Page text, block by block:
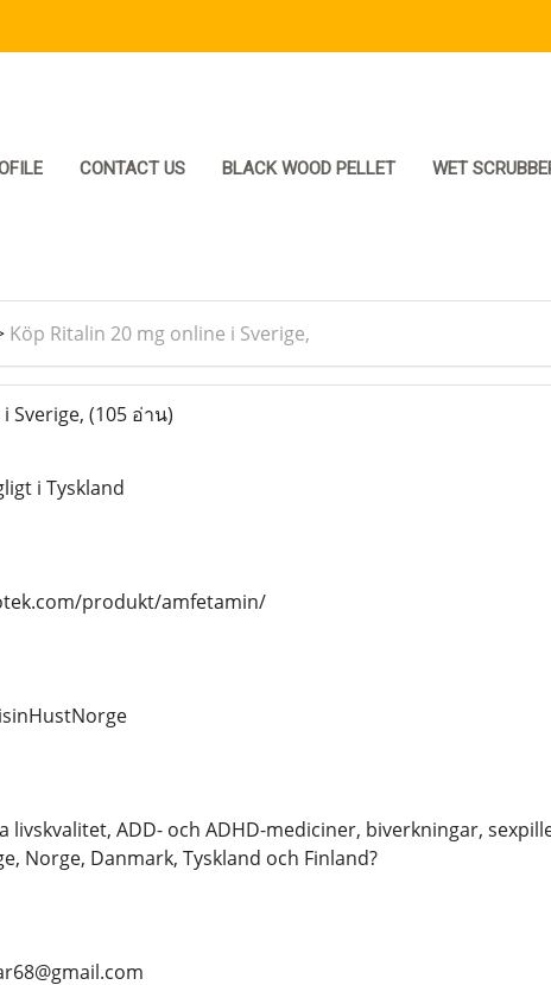
CONTACT US BLACK WOOD PELLET WET
Köp Ritalin 20 mg online i Sverige,
Sverige, (105 อ่าน)
i Tyskland
produkt/amfetamin/
livskvalitet, ADD- och ADHD-mediciner, biverkningar,
Norge, Danmark, Tyskland och Finland?